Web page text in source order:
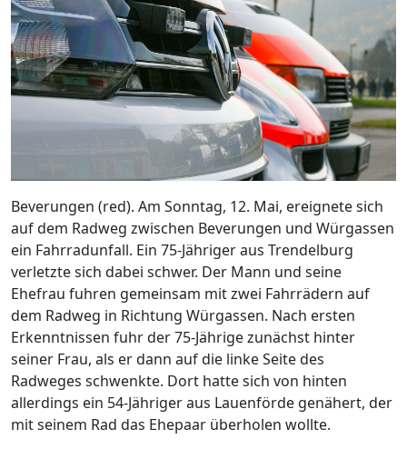
Beverungen (red). Am Sonntag, 12. Mai, ereignete sich
auf dem Radweg zwischen Beverungen und Würgassen
ein Fahrradunfall. Ein 75-Jähriger aus Trendelburg
verletzte sich dabei schwer. Der Mann und seine
Ehefrau fuhren gemeinsam mit zwei Fahrrädern auf
dem Radweg in Richtung Würgassen. Nach ersten
Erkenntnissen fuhr der 75-Jährige zunächst hinter
seiner Frau, als er dann auf die linke Seite des
Radweges schwenkte. Dort hatte sich von hinten
allerdings ein 54-Jähriger aus Lauenförde genähert, der
mit seinem Rad das Ehepaar überholen wollte.